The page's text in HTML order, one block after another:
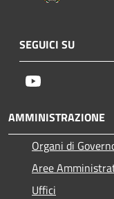
SEGUICI SU
AMMINISTRAZIONE
Organi di
Aree
Uffici